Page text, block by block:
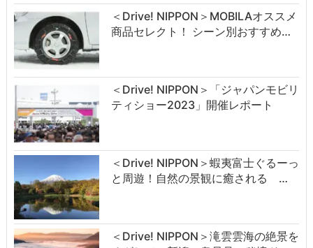
＜Drive! NIPPON＞MOBILAオススメ
商品セレクト！ シーン別おすすめ…
＜Drive! NIPPON＞「ジャパンモビリ
ティショー2023」開催レポート
＜Drive! NIPPON＞蝦夷富士ぐるーっ
と周遊！自然の景観に癒される …
＜Drive! NIPPON＞滝雲雲海の絶景を